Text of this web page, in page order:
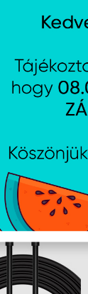
Bruttó súly